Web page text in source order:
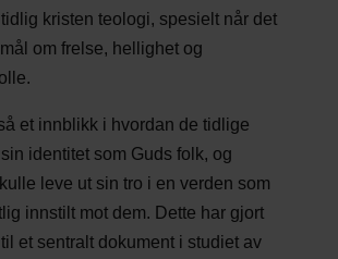
kristen teologi, spesielt når det
om frelse, hellighet og
et innblikk i hvordan de tidlige
identitet som Guds folk, og
leve ut sin tro i en verden som
innstilt mot dem. Dette har gjort
et sentralt dokument i studiet av